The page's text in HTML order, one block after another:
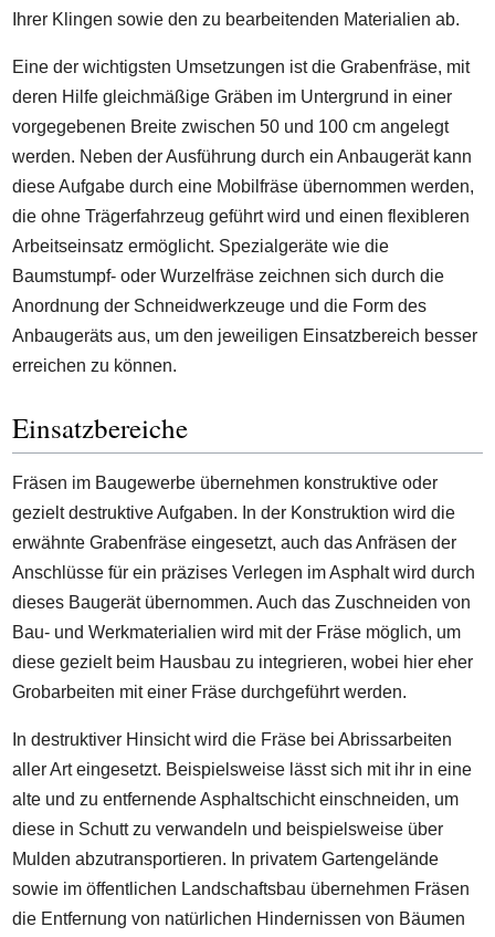
Ihrer Klingen sowie den zu bearbeitenden Materialien ab.
Eine der wichtigsten Umsetzungen ist die Grabenfräse, mit
deren Hilfe gleichmäßige Gräben im Untergrund in einer
vorgegebenen Breite zwischen 50 und 100 cm angelegt
werden. Neben der Ausführung durch ein Anbaugerät kann
diese Aufgabe durch eine Mobilfräse übernommen werden,
die ohne Trägerfahrzeug geführt wird und einen flexibleren
Arbeitseinsatz ermöglicht. Spezialgeräte wie die
Baumstumpf- oder Wurzelfräse zeichnen sich durch die
Anordnung der Schneidwerkzeuge und die Form des
Anbaugeräts aus, um den jeweiligen Einsatzbereich besser
erreichen zu können.
Einsatzbereiche
Fräsen im Baugewerbe übernehmen konstruktive oder
gezielt destruktive Aufgaben. In der Konstruktion wird die
erwähnte Grabenfräse eingesetzt, auch das Anfräsen der
Anschlüsse für ein präzises Verlegen im Asphalt wird durch
dieses Baugerät übernommen. Auch das Zuschneiden von
Bau- und Werkmaterialien wird mit der Fräse möglich, um
diese gezielt beim Hausbau zu integrieren, wobei hier eher
Grobarbeiten mit einer Fräse durchgeführt werden.
In destruktiver Hinsicht wird die Fräse bei Abrissarbeiten
aller Art eingesetzt. Beispielsweise lässt sich mit ihr in eine
alte und zu entfernende Asphaltschicht einschneiden, um
diese in Schutt zu verwandeln und beispielsweise über
Mulden abzutransportieren. In privatem Gartengelände
sowie im öffentlichen Landschaftsbau übernehmen Fräsen
die Entfernung von natürlichen Hindernissen von Bäumen